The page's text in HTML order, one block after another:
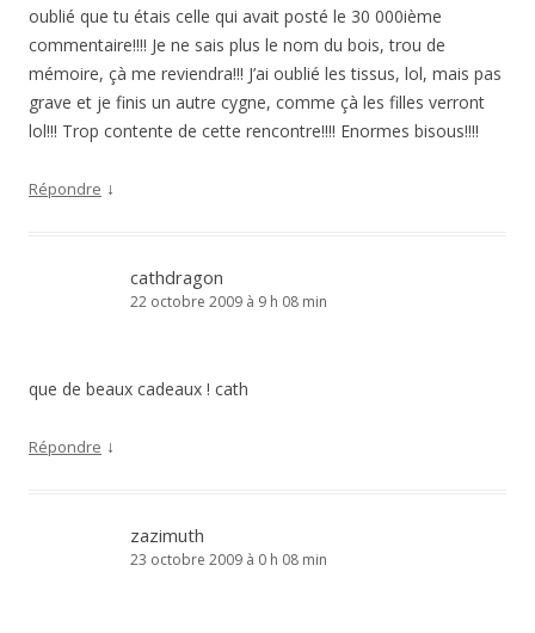
oublié que tu étais celle qui avait posté le 30 000ième
commentaire!!!! Je ne sais plus le nom du bois, trou de
mémoire, çà me reviendra!!! J’ai oublié les tissus, lol, mais pas
grave et je finis un autre cygne, comme çà les filles verront
lol!!! Trop contente de cette rencontre!!!! Enormes bisous!!!!
Répondre ↓
cathdragon
22 octobre 2009 à 9 h 08 min
que de beaux cadeaux ! cath
Répondre ↓
zazimuth
23 octobre 2009 à 0 h 08 min